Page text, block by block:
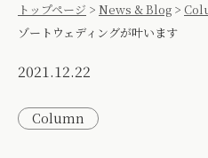
トップページ > News & Blog >
ゾートウェディングが叶います
2021.12.22
Column